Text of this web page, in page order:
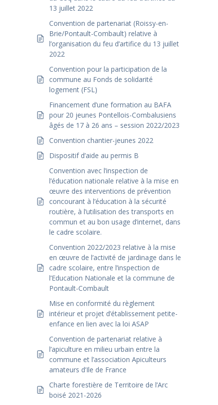
13 juillet 2022
Convention de partenariat (Roissy-en-
Brie/Pontault-Combault) relative à
l’organisation du feu d’artifice du 13 juillet
2022
Convention pour la participation de la
commune au Fonds de solidarité
logement (FSL)
Financement d’une formation au BAFA
pour 20 jeunes Pontellois-Combalusiens
âgés de 17 à 26 ans – session 2022/2023
Convention chantier-jeunes 2022
Dispositif d’aide au permis B
Convention avec l’inspection de
l’éducation nationale relative à la mise en
œuvre des interventions de prévention
concourant à l’éducation à la sécurité
routière, à l’utilisation des transports en
commun et au bon usage d’internet, dans
le cadre scolaire.
Convention 2022/2023 relative à la mise
en œuvre de l’activité de jardinage dans le
cadre scolaire, entre l’inspection de
l’Education Nationale et la commune de
Pontault-Combault
Mise en conformité du règlement
intérieur et projet d’établissement petite-
enfance en lien avec la loi ASAP
Convention de partenariat relative à
l’apiculture en milieu urbain entre la
commune et l’association Apiculteurs
amateurs d’Ile de France
Charte forestière de Territoire de l’Arc
boisé 2021-2026